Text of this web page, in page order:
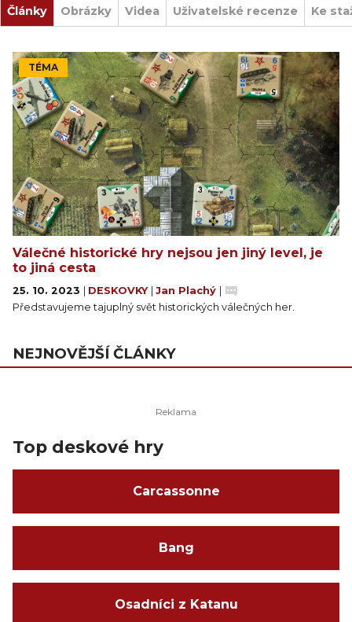
Články Obrázky Videa Uživatelské recenze Ke
TÉMA
Válečné historické hry nejsou jen jiný level, je
to jiná cesta
25. 10. 2023 DESKOVKY Jan Plachý
Představujeme tajuplný svět historických válečných her.
NEJNOVĚJŠÍ ČLÁNKY
Top deskové hry
Carcassonne
Bang
Osadníci z Katanu